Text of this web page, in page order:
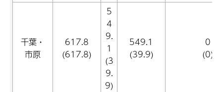
千葉・
市原
617.8
(617.8)
5
4
9.
1
(3
9.
9)
549.1
(39.9)
0
(0)